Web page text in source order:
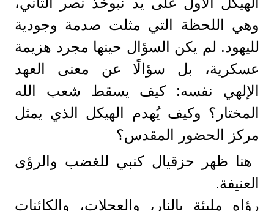
وهي اللحظة التي مثلت صدمة وجودية
لليهود. لم يكن السؤال حينها مجرد هزيمة
عسكرية، بل سؤالًا عن معنى العهد
الإلهي نفسه: كيف يسقط شعب الله
المختار؟ وكيف يُهدم الهيكل الذي يمثل
مركز الحضور المقدس؟
هنا ظهر حزقيال كنبي للغضب والرؤى
العنيفة.
رؤاه مليئة بالنار، والعجلات، والكائنات